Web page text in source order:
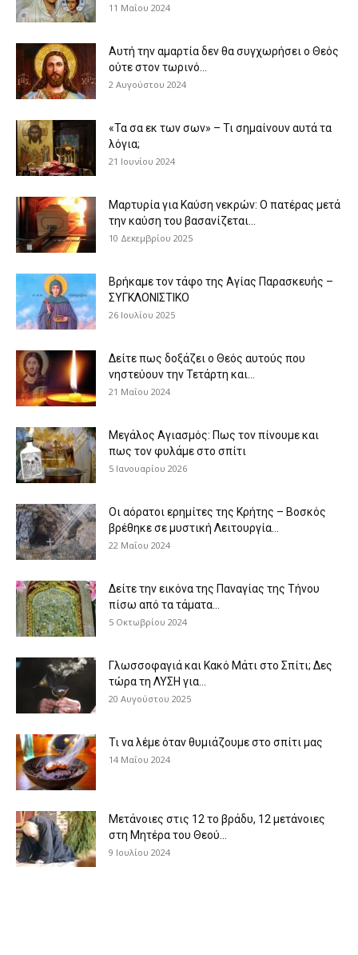
11 Μαΐου 2024
Αυτή την αμαρτία δεν θα συγχωρήσει ο Θεός
ούτε στον τωρινό...
2 Αυγούστου 2024
«Τα σα εκ των σων» – Τι σημαίνουν αυτά τα
λόγια;
21 Ιουνίου 2024
Μαρτυρία για Καύση νεκρών: Ο πατέρας μετά
την καύση του βασανίζεται...
10 Δεκεμβρίου 2025
Βρήκαμε τον τάφο της Αγίας Παρασκευής –
ΣΥΓΚΛΟΝΙΣΤΙΚΟ
26 Ιουλίου 2025
Δείτε πως δοξάζει ο Θεός αυτούς που
νηστεύουν την Τετάρτη και...
21 Μαΐου 2024
Μεγάλος Αγιασμός: Πως τον πίνουμε και
πως τον φυλάμε στο σπίτι
5 Ιανουαρίου 2026
Οι αόρατοι ερημίτες της Κρήτης – Βοσκός
βρέθηκε σε μυστική Λειτουργία...
22 Μαΐου 2024
Δείτε την εικόνα της Παναγίας της Τήνου
πίσω από τα τάματα...
5 Οκτωβρίου 2024
Γλωσσοφαγιά και Κακό Μάτι στο Σπίτι; Δες
τώρα τη ΛΥΣΗ για...
20 Αυγούστου 2025
Τι να λέμε όταν θυμιάζουμε στο σπίτι μας
14 Μαΐου 2024
Μετάνοιες στις 12 το βράδυ, 12 μετάνοιες
στη Μητέρα του Θεού...
9 Ιουλίου 2024